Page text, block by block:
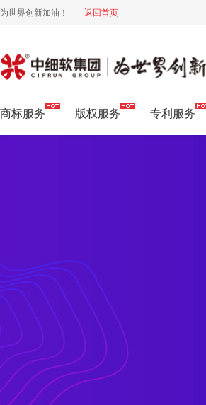
为世界创新加油！ 返回首页
商标注册流程
商标服务 版权服务 专利服务